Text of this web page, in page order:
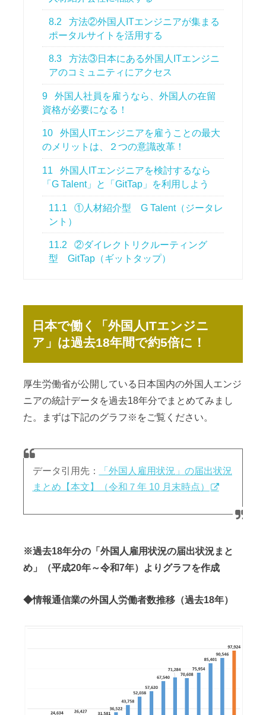
8.2
方法②外国人ITエンジニアが集まる
ポータルサイトを活用する
8.3
方法③日本にある外国人ITエンジニ
アのコミュニティにアクセス
9
外国人社員を雇うなら、外国人の在留
資格が必要になる！
10
外国人ITエンジニアを雇うことの最大
のメリットは、２つの意識改革！
11
外国人ITエンジニアを検討するなら
「G Talent」と「GitTap」を利用しよう
11.1
①人材紹介型 G Talent（ジータレ
ント）
11.2
②ダイレクトリクルーティング
型 GitTap（ギットタップ）
日本で働く「外国人ITエンジニ
ア」は過去18年間で約5倍に！
厚生労働省が公開している日本国内の外国人エンジ
ニアの統計データを過去18年分でまとめてみまし
た。まずは下記のグラフ※をご覧ください。
データ引用先：
「外国人雇用状況」の届出状況
まとめ【本文】（令和７年 10 月末時点）
※過去18年分の「外国人雇用状況の届出状況まと
め」（平成20年～令和7年）よりグラフを作成
◆情報通信業の外国人労働者数推移（過去18年）